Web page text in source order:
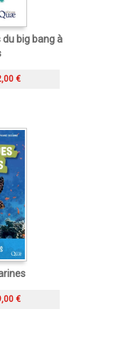
big bang à
€
€